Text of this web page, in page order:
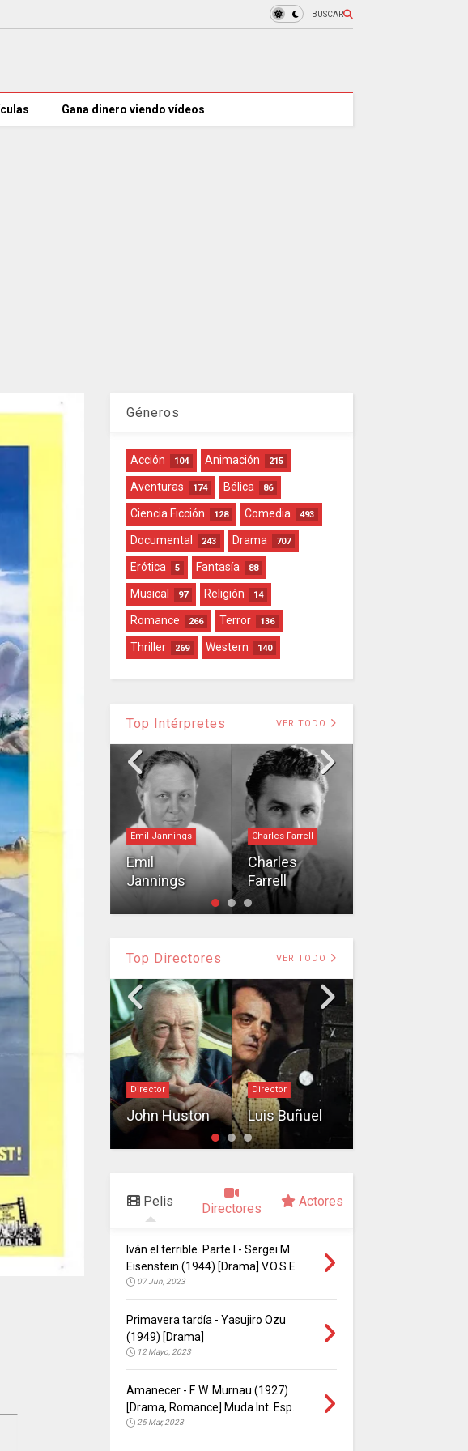
BUSCAR
Gana dinero viendo vídeos
Géneros
Acción 104 Animación 215
Aventuras 174 Bélica 86
Ciencia Ficción 128 Comedia 493
Documental 243 Drama 707
Erótica 5 Fantasía 88
Musical 97 Religión 14
Romance 266 Terror 136
Thriller 269 Western 140
Top Intérpretes VER TODO
Director
George
Nichols
Emil Jannings
Emil
Jannings
Charles Farrell
Charles
Farrell
Top Directores VER TODO
Director
John Huston
Director
Luis Buñuel
Pelis Directores Actores
Iván el terrible. Parte I - Sergei M.
Eisenstein (1944) [Drama] V.O.S.E
07 Jun, 2023
Primavera tardía - Yasujiro Ozu
(1949) [Drama]
12 Mayo, 2023
Amanecer - F. W. Murnau (1927)
[Drama, Romance] Muda Int. Esp.
25 Mar, 2023